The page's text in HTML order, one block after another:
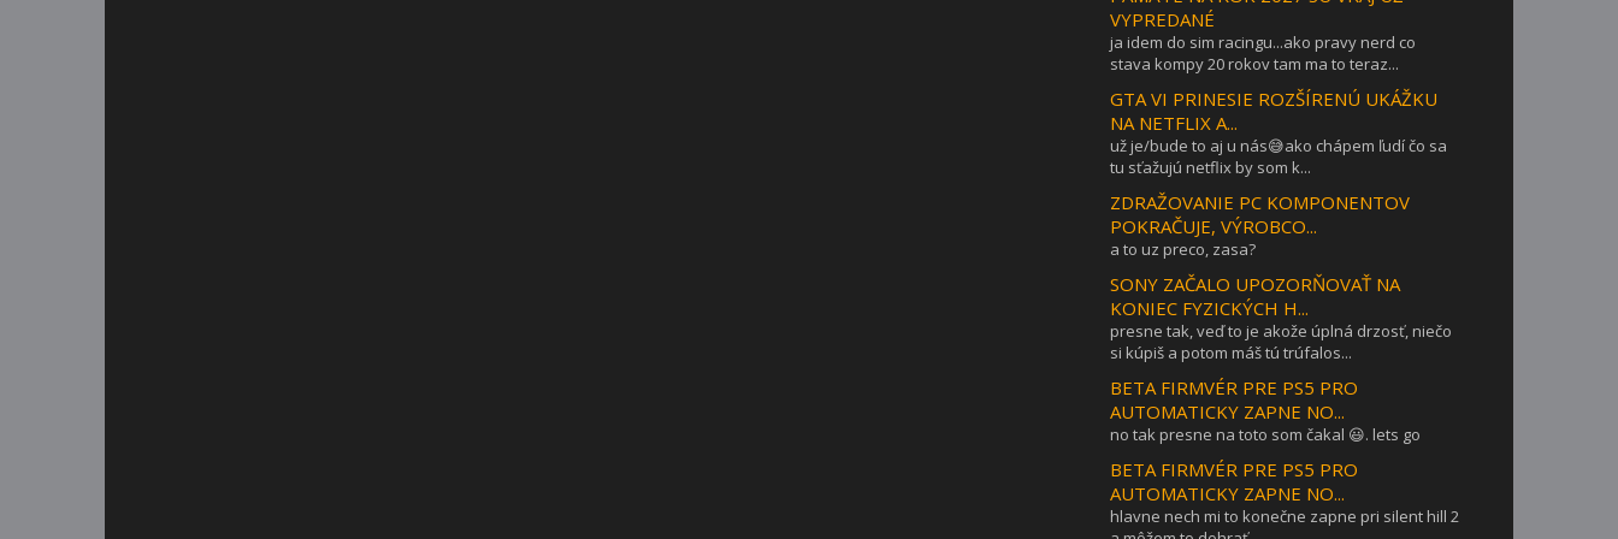
VYPREDANÉ
ja idem do sim racingu...ako pravy nerd co
stava kompy 20 rokov tam ma to teraz...
GTA VI PRINESIE ROZŠÍRENÚ UKÁŽKU
NA NETFLIX A...
už je/bude to aj u nás😅ako chápem ľudí čo sa
tu sťažujú netflix by som k...
ZDRAŽOVANIE PC KOMPONENTOV
POKRAČUJE, VÝROBCO...
a to uz preco, zasa?
SONY ZAČALO UPOZORŇOVAŤ NA
KONIEC FYZICKÝCH H...
presne tak, veď to je akože úplná drzosť, niečo
si kúpiš a potom máš tú trúfalos...
BETA FIRMVÉR PRE PS5 PRO
AUTOMATICKY ZAPNE NO...
no tak presne na toto som čakal 😃. lets go
BETA FIRMVÉR PRE PS5 PRO
AUTOMATICKY ZAPNE NO...
hlavne nech mi to konečne zapne pri silent hill 2